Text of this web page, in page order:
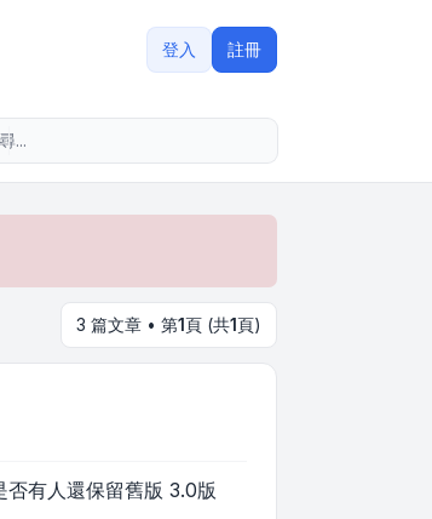
登入 註冊
3 篇文章 • 第1頁 (共1頁)
有人還保留舊版 3.0版